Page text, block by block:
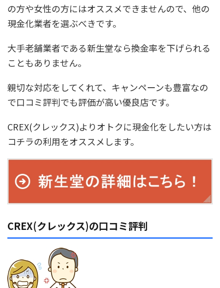
の方や女性の方にはオススメできませんので、他の
現金化業者を選ぶべきです。
大手老舗業者である新生堂なら換金率を下げられる
こともありません。
親切な対応をしてくれて、キャンペーンも豊富なの
で口コミ評判でも評価が高い優良店です。
CREX(クレックス)よりオトクに現金化をしたい方は
コチラの利用をオススメします。
CREX(クレックス)の口コミ評判